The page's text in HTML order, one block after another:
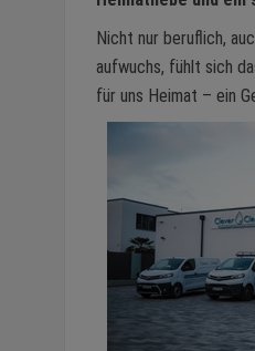
Nicht nur beruflich,
aufwuchs, fühlt sich
für uns Heimat – ein